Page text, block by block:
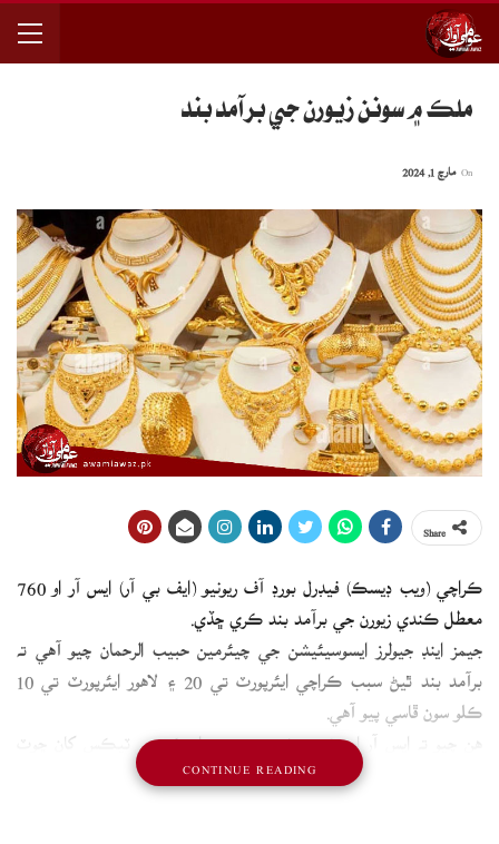
ملڪ ۾ سونن زيورن جي برآمد بند
مارچ 1, 2024
معطل ڪندي زيورن جي برآمد بند ڪري ڇڏي.
جيمز اينڊ جيولرز ايسوسيئيشن جي چيئرمين حبيب الرحمان چيو آهي ته
ڪلو سون ڦاسي پيو آهي.
هن چيو ته ايس آر او 760 سونن زيورن جي اسڪم ۾ ٽيڪس کان ڇوٽ